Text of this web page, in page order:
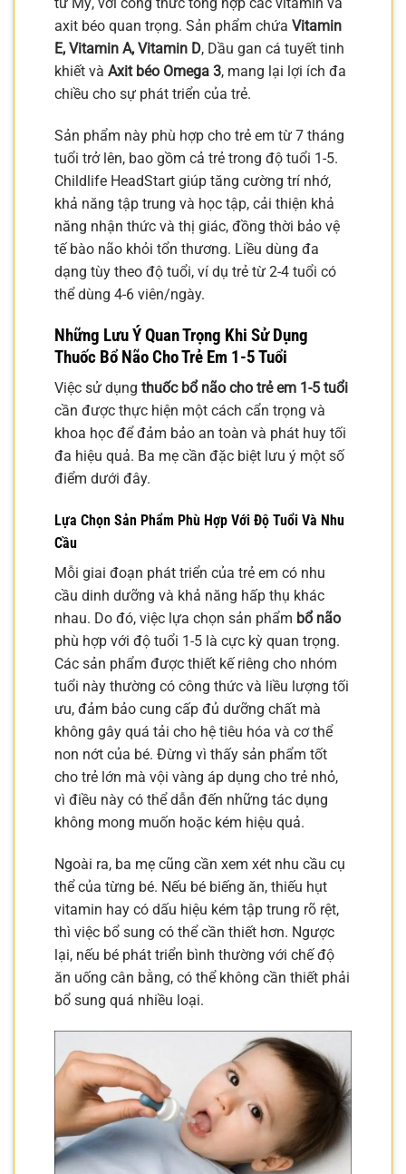
axit béo quan trọng. Sản phẩm chứa Vitamin
E, Vitamin A, Vitamin D, Dầu gan cá tuyết tinh
khiết và Axit béo Omega 3, mang lại lợi ích đa
chiều cho sự phát triển của trẻ.
Sản phẩm này phù hợp cho trẻ em từ 7 tháng
tuổi trở lên, bao gồm cả trẻ trong độ tuổi 1-5.
Childlife HeadStart giúp tăng cường trí nhớ,
khả năng tập trung và học tập, cải thiện khả
năng nhận thức và thị giác, đồng thời bảo vệ
tế bào não khỏi tổn thương. Liều dùng đa
dạng tùy theo độ tuổi, ví dụ trẻ từ 2-4 tuổi có
thể dùng 4-6 viên/ngày.
Những Lưu Ý Quan Trọng Khi Sử Dụng
Thuốc Bổ Não Cho Trẻ Em 1-5 Tuổi
Việc sử dụng thuốc bổ não cho trẻ em 1-5 tuổi
cần được thực hiện một cách cẩn trọng và
khoa học để đảm bảo an toàn và phát huy tối
đa hiệu quả. Ba mẹ cần đặc biệt lưu ý một số
điểm dưới đây.
Lựa Chọn Sản Phẩm Phù Hợp Với Độ Tuổi Và Nhu
Cầu
Mỗi giai đoạn phát triển của trẻ em có nhu
cầu dinh dưỡng và khả năng hấp thụ khác
nhau. Do đó, việc lựa chọn sản phẩm bổ não
phù hợp với độ tuổi 1-5 là cực kỳ quan trọng.
Các sản phẩm được thiết kế riêng cho nhóm
tuổi này thường có công thức và liều lượng tối
ưu, đảm bảo cung cấp đủ dưỡng chất mà
không gây quá tải cho hệ tiêu hóa và cơ thể
non nớt của bé. Đừng vì thấy sản phẩm tốt
cho trẻ lớn mà vội vàng áp dụng cho trẻ nhỏ,
vì điều này có thể dẫn đến những tác dụng
không mong muốn hoặc kém hiệu quả.
Ngoài ra, ba mẹ cũng cần xem xét nhu cầu cụ
thể của từng bé. Nếu bé biếng ăn, thiếu hụt
vitamin hay có dấu hiệu kém tập trung rõ rệt,
thì việc bổ sung có thể cần thiết hơn. Ngược
lại, nếu bé phát triển bình thường với chế độ
ăn uống cân bằng, có thể không cần thiết phải
bổ sung quá nhiều loại.